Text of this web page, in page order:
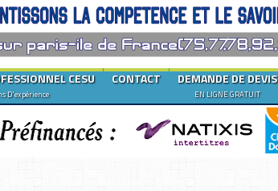
DEMANDE DE DEVIS
EN LIGNE GRATUIT
CONTACT
CESU
D'expérience